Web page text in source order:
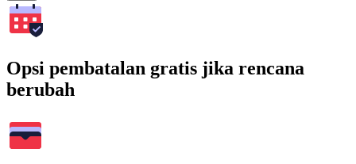
Opsi pembatalan gratis jika rencana
berubah